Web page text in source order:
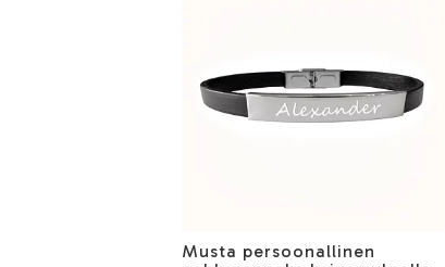
Musta persoonallinen